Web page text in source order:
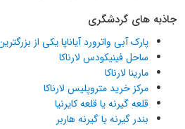
جاذبه های گردشگری
پارک آبی واترورد آیاناپا یکی از
ساحل فینیکودس لارناکا
مارینا لارناکا
مرکز خرید متروپلیس لارناکا
قلعه گیرنه یا قلعه کایرنیا
بندر گیرنه یا گیرنه هاربر